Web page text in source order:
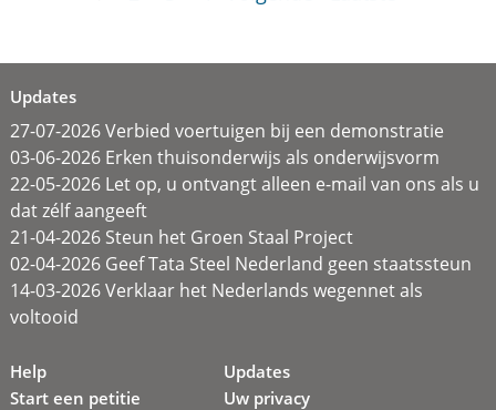
Updates
27-07-2026 Verbied voertuigen bij een demonstratie
03-06-2026 Erken thuisonderwijs als onderwijsvorm
22-05-2026 Let op, u ontvangt alleen e-mail van ons als u
dat zélf aangeeft
21-04-2026 Steun het Groen Staal Project
02-04-2026 Geef Tata Steel Nederland geen staatssteun
14-03-2026 Verklaar het Nederlands wegennet als
voltooid
Help
Start een petitie
Updates
Uw privacy